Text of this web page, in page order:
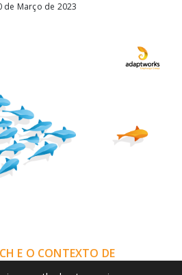
de Março de 2023
E O CONTEXTO DE
ÁGIL